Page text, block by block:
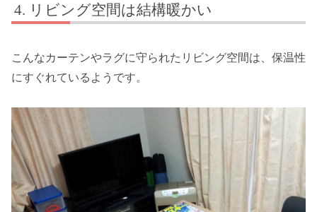
リビング空間は結構暖かい
こんなカーテンやラグに守られたリビング空間は、保温性
にすぐれているようです。